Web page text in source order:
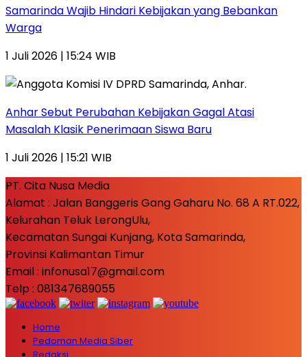
Samarinda Wajib Hindari Kebijakan yang Bebankan
Warga
1 Juli 2026 | 15:24 WIB
Anhar Sebut Perubahan Kebijakan Gagal Atasi
Masalah Klasik Penerimaan Siswa Baru
1 Juli 2026 | 15:21 WIB
PT. Cita Nusa Media
Alamat : Jalan Banggeris Gang Gaharu No. 68 A RT.022,
Kelurahan Teluk LerongUlu,
Kecamatan Sungai Kunjang, Kota Samarinda,
Provinsi Kalimantan Timur
Email : infonusa17@gmail.com
Telp : 081347689055
Home
Pedoman Media Siber
Redaksi